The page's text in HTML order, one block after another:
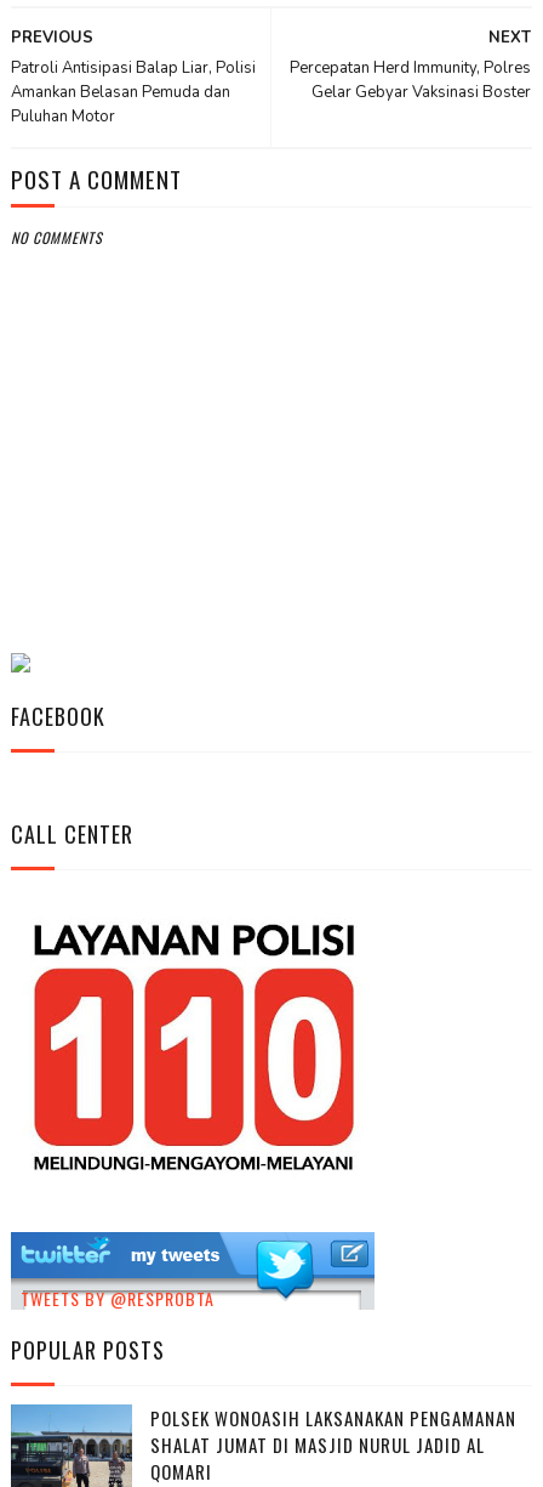
NEXT
Percepatan Herd Immunity, Polres
Gelar Gebyar Vaksinasi Boster
PREVIOUS
Patroli Antisipasi Balap Liar, Polisi
Amankan Belasan Pemuda dan
Puluhan Motor
POST A COMMENT
NO COMMENTS
FACEBOOK
CALL CENTER
TWEETS BY @RESPROBTA
POPULAR POSTS
POLSEK WONOASIH LAKSANAKAN PENGAMANAN
SHALAT JUMAT DI MASJID NURUL JADID AL
QOMARI